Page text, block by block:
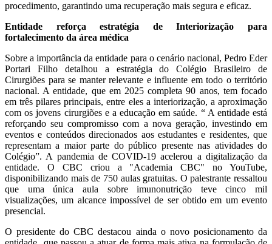
procedimento, garantindo uma recuperação mais segura e eficaz.
Entidade reforça estratégia de Interiorização para
fortalecimento da área médica
Sobre a importância da entidade para o cenário nacional, Pedro Eder
Portari Filho detalhou a estratégia do Colégio Brasileiro de
Cirurgiões para se manter relevante e influente em todo o território
nacional. A entidade, que em 2025 completa 90 anos, tem focado
em três pilares principais, entre eles a interiorização, a aproximação
com os jovens cirurgiões e a educação em saúde. “ A entidade está
reforçando seu compromisso com a nova geração, investindo em
eventos e conteúdos direcionados aos estudantes e residentes, que
representam a maior parte do público presente nas atividades do
Colégio”. A pandemia de COVID-19 acelerou a digitalização da
entidade. O CBC criou a "Academia CBC" no YouTube,
disponibilizando mais de 750 aulas gratuitas. O palestrante ressaltou
que uma única aula sobre imunonutrição teve cinco mil
visualizações, um alcance impossível de ser obtido em um evento
presencial.
O presidente do CBC destacou ainda o novo posicionamento da